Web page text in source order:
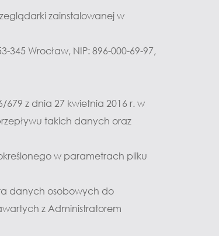
zainstalowanej w
Wrocław, NIP: 896-000-69-97,
z dnia 27 kwietnia 2016 r. w
takich danych oraz
w parametrach pliku
danych osobowych do
z Administratorem